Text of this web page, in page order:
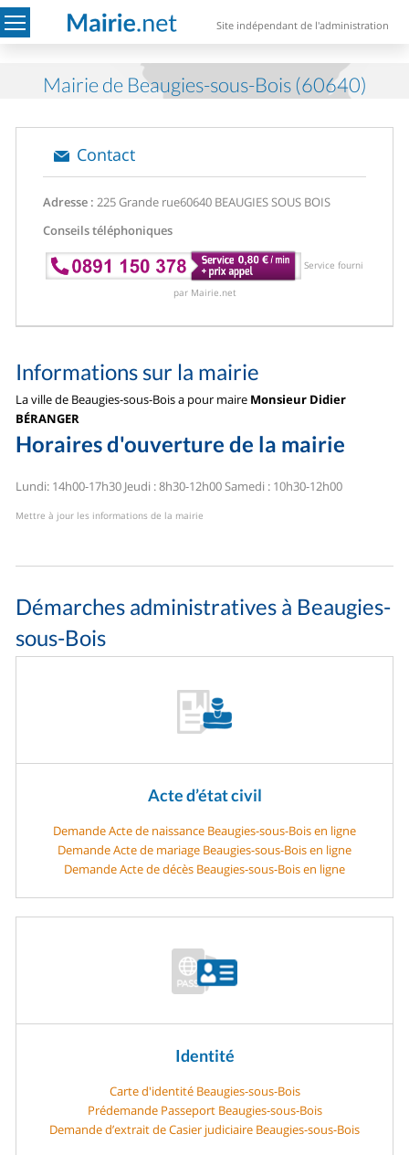
Site indépendant de l'administration
Mairie de Beaugies-sous-Bois (60640)
Contact
Adresse : 225 Grande rue60640 BEAUGIES SOUS BOIS
Conseils téléphoniques
Service fourni
par Mairie.net
Informations sur la mairie
La ville de Beaugies-sous-Bois a pour maire Monsieur Didier
BÉRANGER
Horaires d'ouverture de la mairie
Lundi: 14h00-17h30 Jeudi : 8h30-12h00Samedi : 10h30-12h00
Mettre à jour les informations de la mairie
Démarches administratives à Beaugies-
sous-Bois
Acte d’état civil
Demande Acte de naissance Beaugies-sous-Bois en ligne
Demande Acte de mariage Beaugies-sous-Bois en ligne
Demande Acte de décès Beaugies-sous-Bois en ligne
Identité
Carte d'identité Beaugies-sous-Bois
Prédemande Passeport Beaugies-sous-Bois
Demande d’extrait de Casier judiciaire Beaugies-sous-Bois